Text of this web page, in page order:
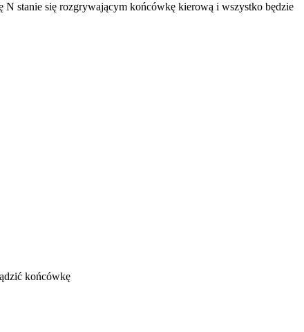
N stanie się rozgrywającym końcówkę kierową i wszystko będzie
końcówkę